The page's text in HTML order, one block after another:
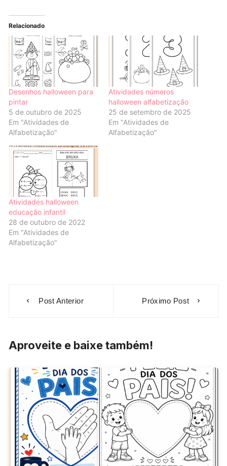
Relacionado
Desenhos halloween para
pintar
5 de outubro de 2025
Em "Atividades de
Alfabetização"
Atividades números
halloween alfabetização
25 de setembro de 2025
Em "Atividades de
Alfabetização"
Atividades halloween
educação infantil
28 de outubro de 2022
Em "Atividades de
Alfabetização"
Post Anterior Próximo Post
Aproveite e baixe também!